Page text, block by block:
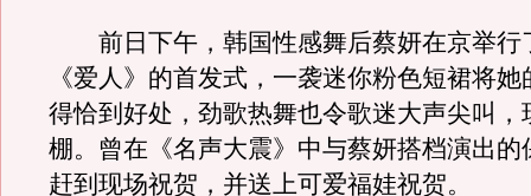
前日下午，韩国性感舞后蔡妍在京举行
《爱人》的首发式，一袭迷你粉色短裙将
得恰到好处，劲歌热舞也令歌迷大声尖叫，
棚。曾在《名声大震》中与蔡妍搭档演出的
赶到现场祝贺，并送上可爱福娃祝贺。